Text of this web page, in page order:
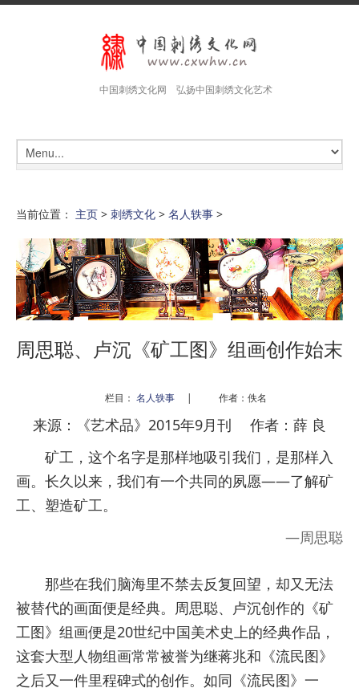
中国刺绣文化网 弘扬中国刺绣文化艺术
当前位置： 主页 > 刺绣文化 > 名人轶事 >
周思聪、卢沉《矿工图》组画创作始末
栏目： 名人轶事| 作者：佚名
来源：《艺术品》2015年9月刊 作者：薛 良
矿工，这个名字是那样地吸引我们，是那样入
画。长久以来，我们有一个共同的夙愿——了解矿
工、塑造矿工。
—周思聪
那些在我们脑海里不禁去反复回望，却又无法
被替代的画面便是经典。周思聪、卢沉创作的《矿
工图》组画便是20世纪中国美术史上的经典作品，
这套大型人物组画常常被誉为继蒋兆和《流民图》
之后又一件里程碑式的创作。如同《流民图》一